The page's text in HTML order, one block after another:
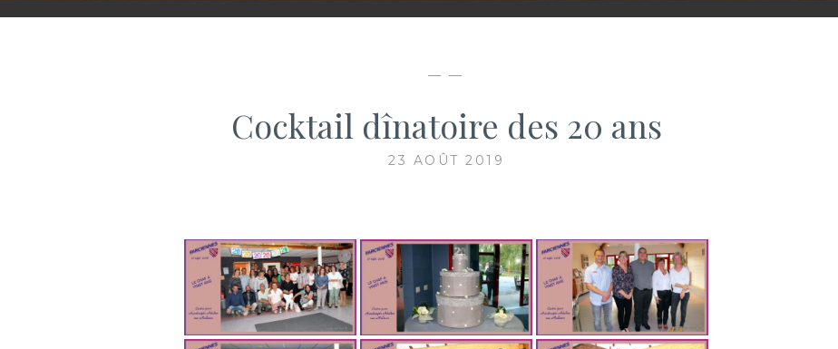
— —
Cocktail dînatoire des 20 ans
23 AOÛT 2019